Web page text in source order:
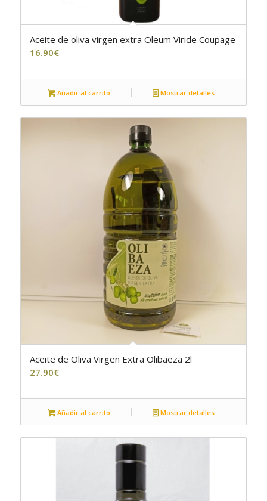
5.00
Aceite de oliva virgen extra Oleum Viride Coupage
16.90€
Añadir al carrito Mostrar detalles
4.00
Aceite de Oliva Virgen Extra Olibaeza 2l
27.90€
Añadir al carrito Mostrar detalles